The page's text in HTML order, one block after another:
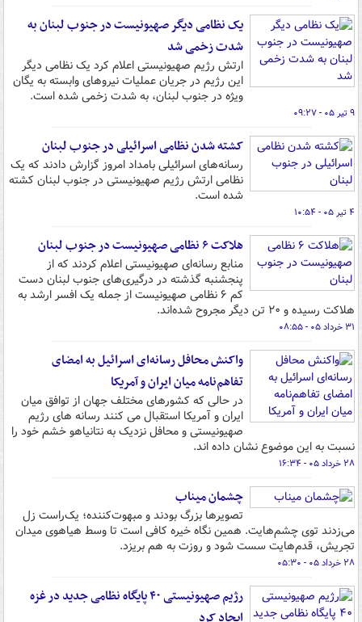
یک نظامی دیگر صهیونیست در جنوب لبنان به
شدت زخمی شد
ارتش رژیم صهیونیستی اعلام کرد یک نظامی دیگر
این رژیم در جریان عملیات نیروهای وابسته به یگان
ویژه در جنوب لبنان، به‌ شدت زخمی شده است.
۹ تیر ۰۵ - ۰۹:۲۷
کشته شدن نظامی اسرائیلی در جنوب لبنان
رسانه‌های اسرائیلی بامداد امروز گزارش دادند که یک
نظامی ارتش رژیم صهیونیستی در جنوب لبنان کشته
شده است.
۴ تیر ۰۵ - ۱۰:۵۴
هلاکت ۶ نظامی صهیونیست در جنوب لبنان
منابع رسانه‌ای صهیونیستی اعلام کردند که از
پنجشنبه گذشته در درگیری‌های جنوب لبنان دست
کم ۶ نظامی صهیونیست از جمله یک افسر ارشد به
هلاکت رسیده و ۲۰ تن دیگر مجروح شده‌اند.
۳۱ خرداد ۰۵ - ۰۸:۵۵
واکنش محافل رسانه‌ای اسرائیل به امضای
تفاهم‌نامه میان ایران و آمریکا
در حالی که کشورهای مختلف جهان از توافق میان
ایران و آمریکا استقبال می کنند رسانه های رژیم
صهیونیستی و محافل نزدیک به نتانیاهو خشم خود را
نسبت به این موضوع نشان داده اند.
۲۸ خرداد ۰۵ - ۱۶:۳۴
چشمان میناب
تصویرها بزرگ بودند و مبهوت‌کننده؛ یک‌راست زل
می‌زدند توی چشم‌هایت. همین نگاه خیره کافی است تا وسط هیاهوی میدان
تجریش، قدم‌هایت سست شود و روزت به هم بریزد.
۲۸ خرداد ۰۵ - ۰۵:۳۰
رژیم صهیونیستی ۴۰ پایگاه نظامی جدید در غزه